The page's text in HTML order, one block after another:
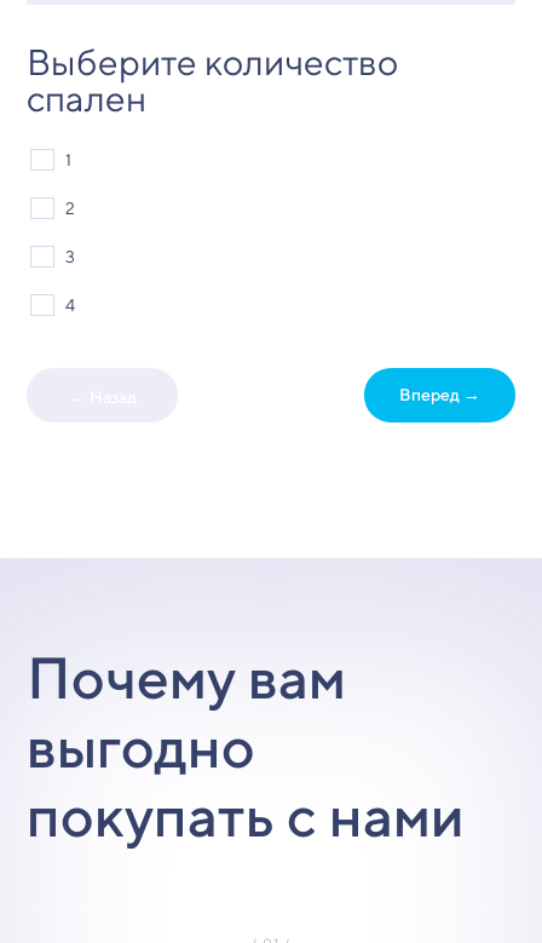
Выберите количество
спален
1
2
3
4
Вперед →
Почему вам
выгодно
покупать с нами